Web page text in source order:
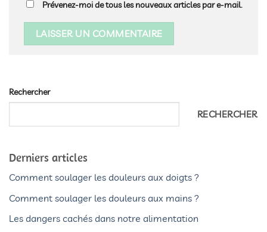
Prévenez-moi de tous les nouveaux articles par e-mail.
Rechercher
RECHERCHER
Derniers articles
Comment soulager les douleurs aux doigts ?
Comment soulager les douleurs aux mains ?
Les dangers cachés dans notre alimentation